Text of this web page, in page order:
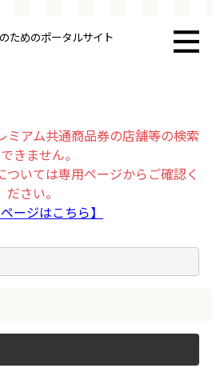
ためのポータルサイト
ミアム共通商品券の店舗等の検索
きません。
ついては専用ページからご確認く
ださい。
ページはこちら】